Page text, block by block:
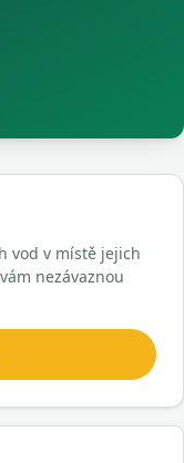
vod v místě jejich
nezávaznou